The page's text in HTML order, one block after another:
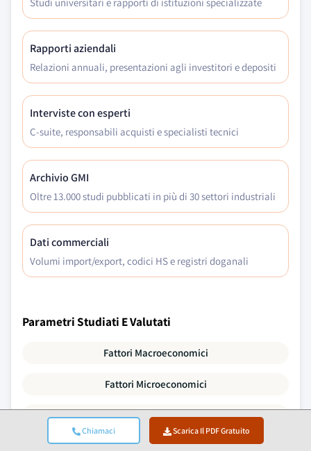
Chiamaci Scarica Il PDF Gratuito
Rapporti aziendali
Relazioni annuali, presentazioni agli investitori e depositi
Interviste con esperti
C-suite, responsabili acquisti e specialisti tecnici
Archivio GMI
Oltre 13.000 studi pubblicati in più di 30 settori industriali
Dati commerciali
Volumi import/export, codici HS e registri doganali
Parametri Studiati E Valutati
Fattori Macroeconomici
Fattori Microeconomici
Tecnologia E Innovazione
Ambiente Normativo E Politico